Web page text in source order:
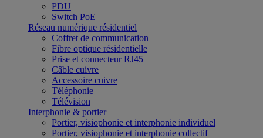
PDU
Switch PoE
Réseau numérique résidentiel
Coffret de communication
Fibre optique résidentielle
Prise et connecteur RJ45
Câble cuivre
Accessoire cuivre
Téléphonie
Télévision
Interphonie & portier
Portier, visiophonie et interphonie individuel
Portier, visiophonie et interphonie collectif